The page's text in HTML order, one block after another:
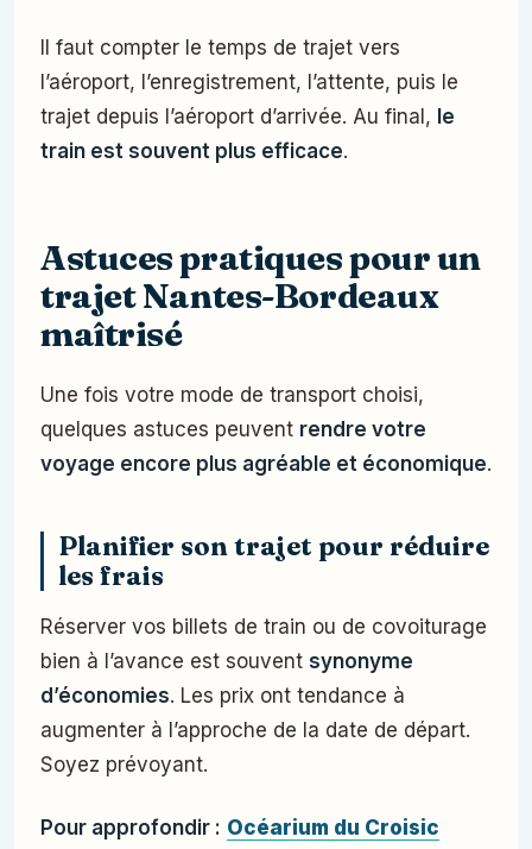
Il faut compter le temps de trajet vers
l’aéroport, l’enregistrement, l’attente, puis le
trajet depuis l’aéroport d’arrivée. Au final, le
train est souvent plus efficace.
Astuces pratiques pour un
trajet Nantes-Bordeaux
maîtrisé
Une fois votre mode de transport choisi,
quelques astuces peuvent rendre votre
voyage encore plus agréable et économique.
Planifier son trajet pour réduire
les frais
Réserver vos billets de train ou de covoiturage
bien à l’avance est souvent synonyme
d’économies. Les prix ont tendance à
augmenter à l’approche de la date de départ.
Soyez prévoyant.
Pour approfondir : Océarium du Croisic